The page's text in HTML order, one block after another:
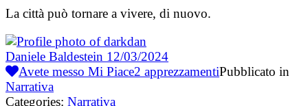
La città può tornare a vivere, di nuovo.
Daniele Baldestein 12/03/2024
Avete messo Mi Piace2 apprezzamentiPubblicato in
Narrativa
Categories: Narrativa